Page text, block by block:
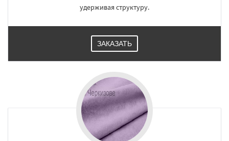
удерживая структуру.
ЗАКАЗАТЬ